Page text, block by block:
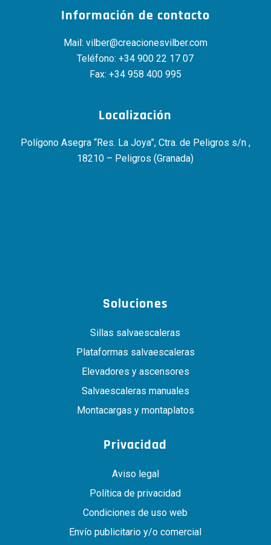
Información de contacto
Mail: vilber@creacionesvilber.com
Teléfono:+34 900 22 17 07
Fax: +34 958 400 995
Localización
Polígono Asegra “Res. La Joya”, Ctra. de Peligros s/n ,
18210 – Peligros (Granada)
Soluciones
Sillas salvaescaleras
Plataformas salvaescaleras
Elevadores y ascensores
Salvaescaleras manuales
Montacargas y montaplatos
Privacidad
Aviso legal
Política de privacidad
Condiciones de uso web
Envío publicitario y/o comercial